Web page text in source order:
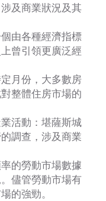
及商業狀況及其
由各種經濟指標
曾引領更廣泛經
月份，大多數房
整體住房市場的
活動：堪薩斯城
調查，涉及商業
的勞動市場數據
儘管勞動市場有
的強勁。